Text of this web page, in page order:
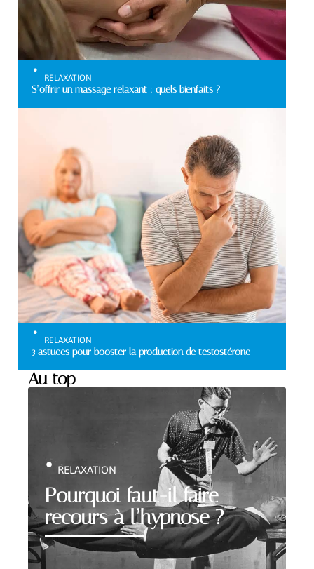
RELAXATION
S’offrir un massage relaxant : quels bienfaits ?
RELAXATION
3 astuces pour booster la production de testostérone
Au top
Pourquoi faut-il faire
recours à l’hypnose ?
RELAXATION